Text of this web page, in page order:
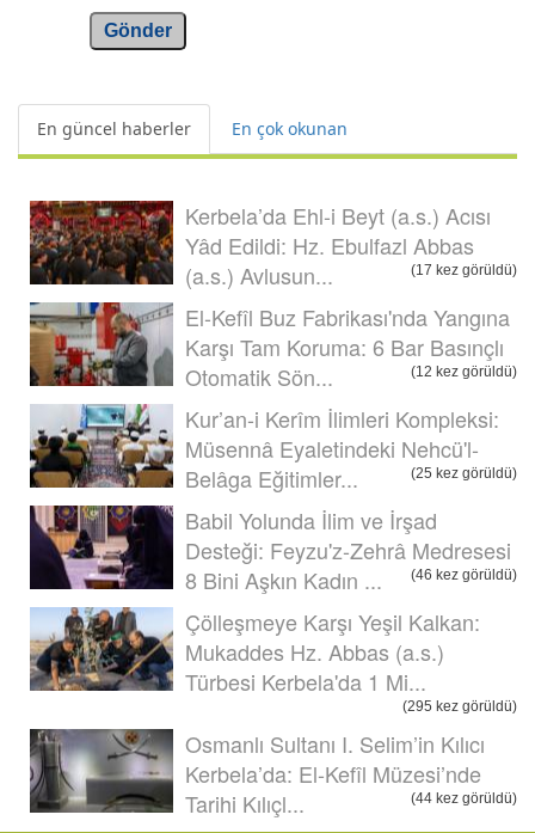
Gönder
En güncel haberler En çok okunan
Kerbela’da Ehl-i Beyt (a.s.) Acısı
Yâd Edildi: Hz. Ebulfazl Abbas
(a.s.) Avlusun...
(17 kez görüldü)
El-Kefîl Buz Fabrikası'nda Yangına
Karşı Tam Koruma: 6 Bar Basınçlı
Otomatik Sön...
(12 kez görüldü)
Kur’an-i Kerîm İlimleri Kompleksi:
Müsennâ Eyaletindeki Nehcü'l-
Belâga Eğitimler...
(25 kez görüldü)
Babil Yolunda İlim ve İrşad
Desteği: Feyzu'z-Zehrâ Medresesi
8 Bini Aşkın Kadın ...
(46 kez görüldü)
Çölleşmeye Karşı Yeşil Kalkan:
Mukaddes Hz. Abbas (a.s.)
Türbesi Kerbela'da 1 Mi...
(295 kez görüldü)
Osmanlı Sultanı I. Selim’in Kılıcı
Kerbela’da: El-Kefîl Müzesi’nde
Tarihi Kılıçl...
(44 kez görüldü)